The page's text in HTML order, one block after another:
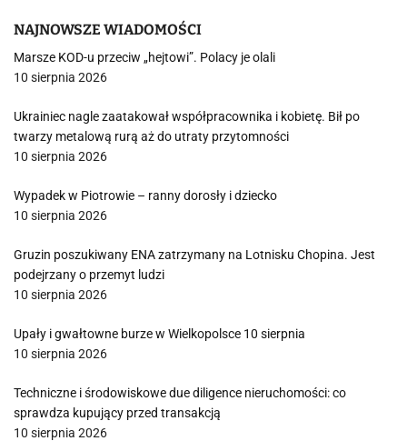
NAJNOWSZE WIADOMOŚCI
Marsze KOD-u przeciw „hejtowi”. Polacy je olali
10 sierpnia 2026
Ukrainiec nagle zaatakował współpracownika i kobietę. Bił po
twarzy metalową rurą aż do utraty przytomności
10 sierpnia 2026
Wypadek w Piotrowie – ranny dorosły i dziecko
10 sierpnia 2026
Gruzin poszukiwany ENA zatrzymany na Lotnisku Chopina. Jest
podejrzany o przemyt ludzi
10 sierpnia 2026
Upały i gwałtowne burze w Wielkopolsce 10 sierpnia
10 sierpnia 2026
Techniczne i środowiskowe due diligence nieruchomości: co
sprawdza kupujący przed transakcją
10 sierpnia 2026